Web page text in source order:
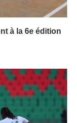
à la 6e édition